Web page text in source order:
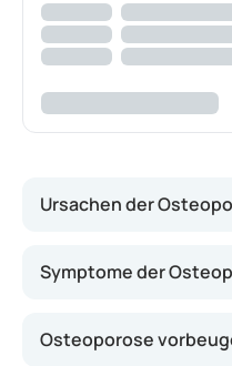
Ursachen der
auf. Mit zunehmendem
abbau. Frauen
Symptome der
Osteoporose